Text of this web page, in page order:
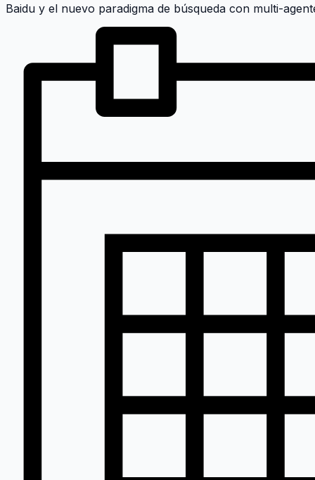
Baidu y el nuevo paradigma de búsqueda con multi-